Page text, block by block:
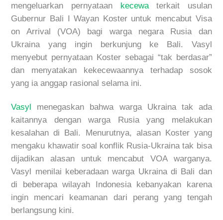
mengeluarkan pernyataan kecewaterkait usulan
Gubernur Bali I Wayan Koster untuk mencabut Visa
on Arrival (VOA) bagi warga negara Rusia dan
Ukraina yang ingin berkunjung ke Bali. Vasyl
menyebut pernyataan Koster sebagai “tak berdasar”
dan menyatakan kekecewaannya terhadap sosok
yang ia anggap rasional selama ini.
Vasyl menegaskan bahwa warga Ukraina tak ada
kaitannya dengan warga Rusia yang melakukan
kesalahan di Bali. Menurutnya, alasan Koster yang
mengaku khawatir soal konflik Rusia-Ukraina tak bisa
dijadikan alasan untuk mencabut VOA warganya.
Vasyl menilai keberadaan warga Ukraina di Bali dan
di beberapa wilayah Indonesia kebanyakan karena
ingin mencari keamanan dari perang yang tengah
berlangsung kini.